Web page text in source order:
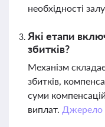
необхідності
Які етапи
збитків?
Механізм
збитків,
суми
виплат. Джерело